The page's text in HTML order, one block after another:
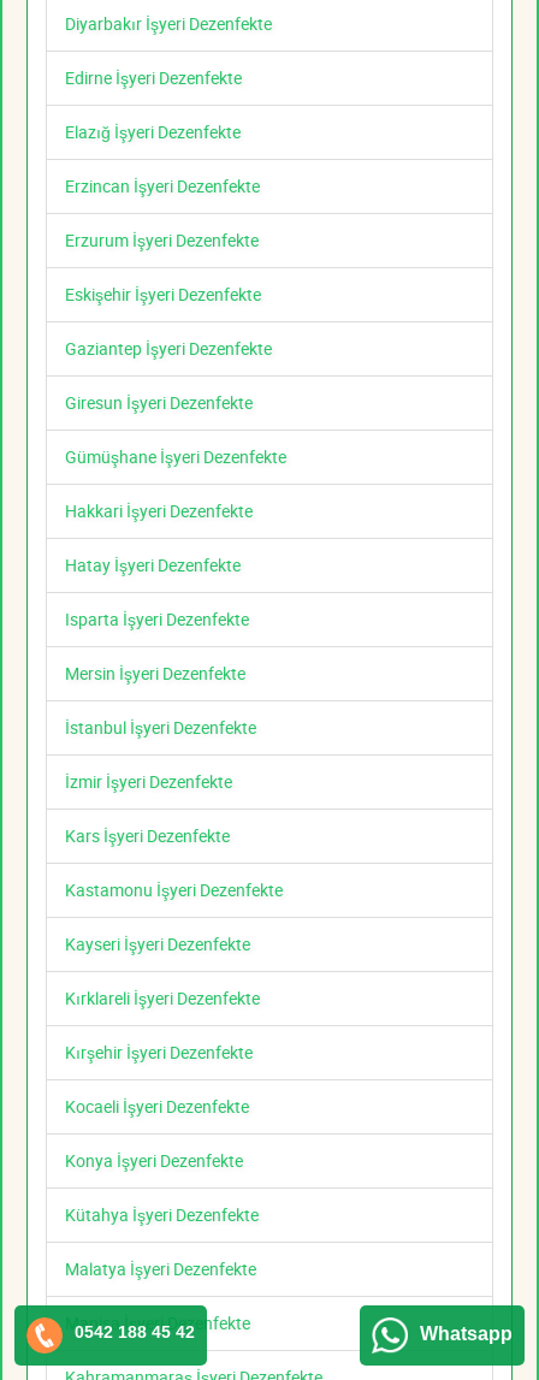
Diyarbakır İşyeri Dezenfekte
Edirne İşyeri Dezenfekte
Elazığ İşyeri Dezenfekte
Erzincan İşyeri Dezenfekte
Erzurum İşyeri Dezenfekte
Eskişehir İşyeri Dezenfekte
Gaziantep İşyeri Dezenfekte
Giresun İşyeri Dezenfekte
Gümüşhane İşyeri Dezenfekte
Hakkari İşyeri Dezenfekte
Hatay İşyeri Dezenfekte
Isparta İşyeri Dezenfekte
Mersin İşyeri Dezenfekte
İstanbul İşyeri Dezenfekte
İzmir İşyeri Dezenfekte
Kars İşyeri Dezenfekte
Kastamonu İşyeri Dezenfekte
Kayseri İşyeri Dezenfekte
Kırklareli İşyeri Dezenfekte
Kırşehir İşyeri Dezenfekte
Kocaeli İşyeri Dezenfekte
Konya İşyeri Dezenfekte
Kütahya İşyeri Dezenfekte
Malatya İşyeri Dezenfekte
Manisa İşyeri Dezenfekte
0542 188 45 42 Whatsapp